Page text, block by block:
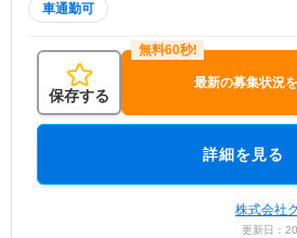
車通勤可
保存する
最新の募集状況
詳細を見る
株式会社
更新日：